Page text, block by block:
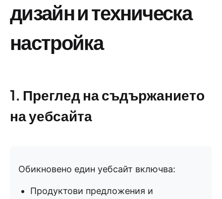
дизайн и техническа
настройка
1. Преглед на съдържанието
на уебсайта
Обикновено един уебсайт включва:
Продуктови предложения и